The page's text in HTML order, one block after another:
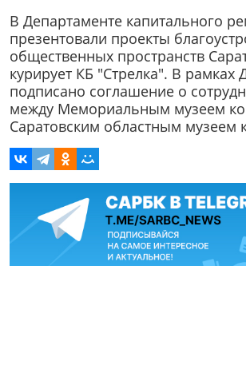
В Департаменте капитального
презентовали проекты
общественных пространств
курирует КБ "Стрелка". В рамках
подписано соглашение о
между Мемориальным музеем
Саратовским областным музеем